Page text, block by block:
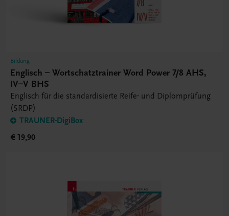
Bildung
Englisch – Wortschatztrainer Word Power 7/8 AHS,
IV–V BHS
Englisch für die standardisierte Reife- und Diplomprüfung
(SRDP)
TRAUNER-DigiBox
€ 19,90